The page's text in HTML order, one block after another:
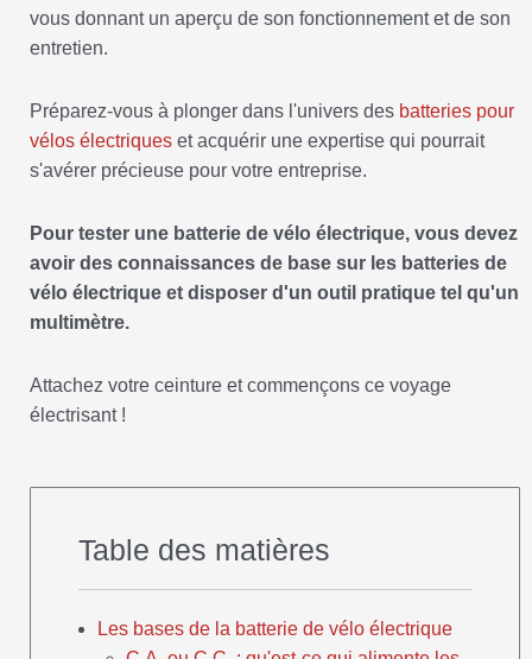
vous donnant un aperçu de son fonctionnement et de son
entretien.
Préparez-vous à plonger dans l'univers des batteries pour
vélos électriques et acquérir une expertise qui pourrait
s'avérer précieuse pour votre entreprise.
Pour tester une batterie de vélo électrique, vous devez
avoir des connaissances de base sur les batteries de
vélo électrique et disposer d'un outil pratique tel qu'un
multimètre.
Attachez votre ceinture et commençons ce voyage
électrisant !
Table des matières
Les bases de la batterie de vélo électrique